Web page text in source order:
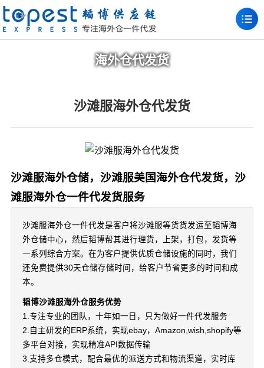
海外仓代发货
沙滩服海外仓代发货
沙滩服海外仓储，沙滩服美国海外仓代发货，沙
滩服海外仓一件代发货服务
沙滩服海外仓一件代发是客户将沙滩服等货货发运至韬博海
外仓储中心，然后韬博帮其进行理货，上架，打包，发货等
一系列综合方案。在为客户提供优质仓储设施的同时，我们
还免费提供30天仓储存储时间，给客户节省更多的时间和成
本。
韬博沙滩服海外仓服务优势
1.专注专业的团队，十年如一日，只为做好一件代发服务
2.自主研发的ERP系统，实现ebay，Amazon,wish,shopify等
多平台对接，实现精准API数据传输
3.支持多仓模式，配合最优的派送方式和物流渠道，实时库